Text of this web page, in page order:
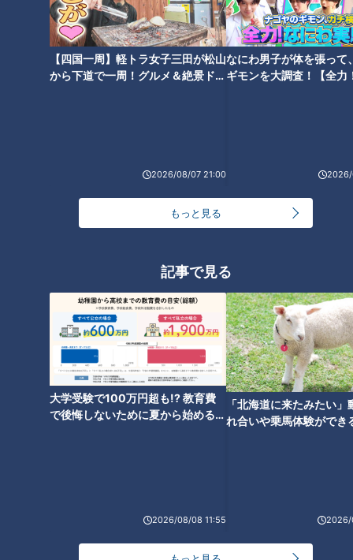
【四国一周】軽トラ女子三田が松山
から下道で一周！グルメ＆絶景ドラ
2026/08/07 21:00
なにわ男子が体を張って
ギモンを大調査！【全力
2026/
もっと見る
記事で見る
大学受験で100万円超も!? 教育費
で後悔しないために夏から始めるお
2026/08/08 11:55
「北海道に来たみたい」
れ合いや乗馬体験ができ
2026/
と。それに欠かせないのが「笑い」との事。そして、「笑い」
は老化物質AGEsとも関係があるそうです。
AGEsとは、日本語で「終末糖化産物」。AGEsは、身体に多く
うです。そんなAGEsは、食事などで過剰に摂取した糖と体内
のたんぱく質が結びつき生まれます。筋肉や骨・臓器・皮膚・
爪など身体は主にたんぱく質で作られていますが、AGEsが過
剰に溜まると、それらのたんぱく質を劣化させ身体を破壊。や
がて糖尿病や、脳・心臓などの血管の疾患、認知症などを引き
起こす可能性もあるのだとか。さらに、骨粗しょう症の原因に
蓄積が減少する事が分かっていたそうです。そして、最近にな